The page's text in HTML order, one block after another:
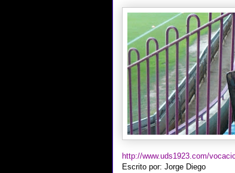
http://www.uds1923.com/
Escrito por: Jorge Diego